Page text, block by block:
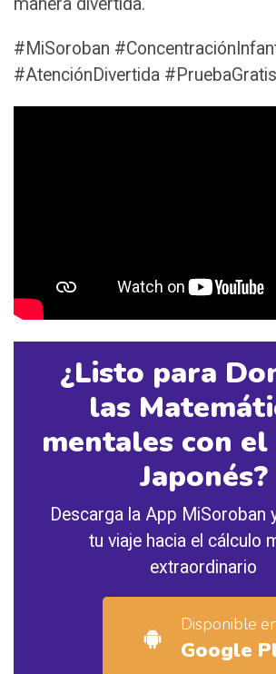
#MiSoroban
#AtenciónDivertida
¿Listo para
las
mentales con el
Japonés?
Descarga la App MiSoroban
tu viaje hacia el cálculo
extraordinario
Disponible
Google